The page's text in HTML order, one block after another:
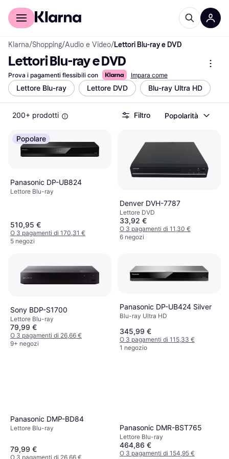
Per il tuo shopping
Klarna/Shopping/Audio e Video/Lettori Blu-ray e DVD
Lettori Blu-ray e DVD
Prova i pagamenti flessibili con Impara come
Lettore Blu-ray Lettore DVD Blu-ray Ultra HD
200+ prodotti Filtro Popolarità
Popolare
Panasonic DP-UB824
Lettore Blu-ray
510,95 €
O 3 pagamenti di 170,31 €
5 negozi
Denver DVH-7787
Lettore DVD
33,92 €
O 3 pagamenti di 11,30 €
6 negozi
Sony BDP-S1700
Lettore Blu-ray
79,99 €
O 3 pagamenti di 26,66 €
9+ negozi
Panasonic DP-UB424 Silver
Blu-ray Ultra HD
345,99 €
O 3 pagamenti di 115,33 €
1 negozio
Panasonic DMP-BD84
Lettore Blu-ray
79,99 €
O 3 pagamenti di 26,66 €
Panasonic DMR-BST765
Lettore Blu-ray
464,86 €
O 3 pagamenti di 154,95 €